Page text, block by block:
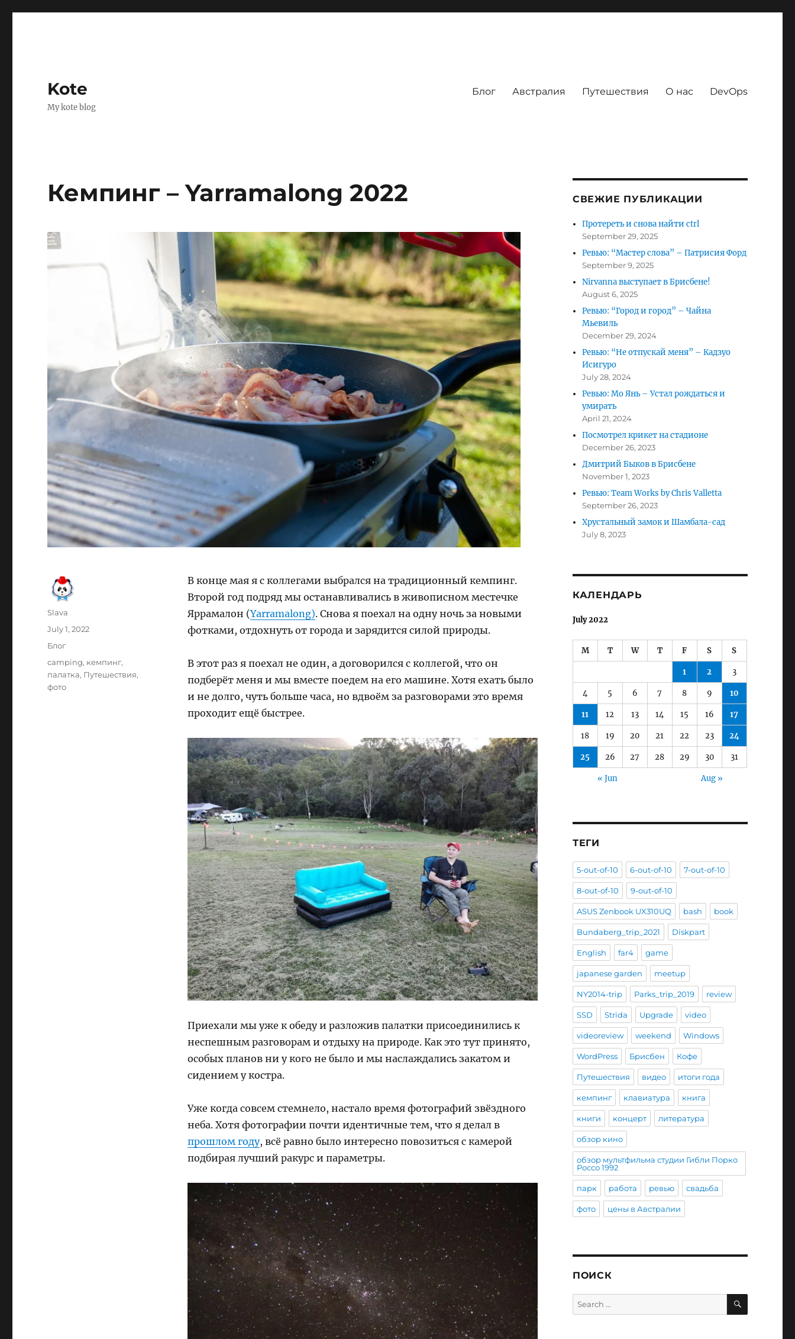
Kote
My kote blog
Блог Австралия Путешествия О нас DevOps
Кемпинг – Yarramalong 2022
В конце мая я с коллегами выбрался на традиционный кемпинг.
Второй год подряд мы останавливались в живописном местечке
Яррамалон (Yarramalong). Снова я поехал на одну ночь за новыми
фотками, отдохнуть от города и зарядится силой природы.
В этот раз я поехал не один, a договорился с коллегой, что он
подберёт меня и мы вместе поедем на его машине. Хотя ехать было
и не долго, чуть больше часа, но вдвоём за разговорами это время
проходит ещё быстрее.
Приехали мы уже к обеду и разложив палатки присоединились к
неспешным разговорам и отдыху на природе. Как это тут принято,
особых планов ни у кого не было и мы наслаждались закатом и
сидением у костра.
Уже когда совсем стемнело, настало время фотографий звёздного
неба. Хотя фотографии почти идентичные тем, что я делал в
прошлом году, всё равно было интересно повозиться с камерой
подбирая лучший ракурс и параметры.
Author
Slava
Posted
July 1, 2022
Categories
Блог
Tags
camping, кемпинг,
палатка, Путешествия,
фото
СВЕЖИЕ ПУБЛИКАЦИИ
Протереть и снова найти ctrl
September 29, 2025
Ревью: “Мастер слова” – Патрисия Форд
September 9, 2025
Nirvanna выступает в Брисбене!
August 6, 2025
Ревью: “Город и город” – Чайна
Мьевиль
December 29, 2024
Ревью: “Не отпускай меня” – Кадзуо
Исигуро
July 28, 2024
Ревью: Мо Янь – Устал рождаться и
умирать
April 21, 2024
Посмотрел крикет на стадионе
December 26, 2023
Дмитрий Быков в Брисбене
November 1, 2023
Ревью: Team Works by Chris Valletta
September 26, 2023
Хрустальный замок и Шамбала-сад
July 8, 2023
КАЛЕНДАРЬ
July 2022
M T W T F S S
1 2 3
4 5 6 7 8 9 10
11 12 13 14 15 16 17
18 19 20 21 22 23 24
25 26 27 28 29 30 31
« Jun Aug »
ТЕГИ
5-out-of-10 6-out-of-10 7-out-of-10
8-out-of-10 9-out-of-10
ASUS Zenbook UX310UQ bash book
Bundaberg_trip_2021 Diskpart
English far4 game
japanese garden meetup
NY2014-trip Parks_trip_2019 review
SSD Strida Upgrade video
videoreview weekend Windows
WordPress Брисбен Кофе
Путешествия видео итоги года
кемпинг клавиатура книга
книги концерт литература
обзор кино
обзор мультфильма студии Гибли Порко
Россо 1992
парк работа ревью свадьба
фото цены в Австралии
ПОИСК
Search
for:
SEARCH